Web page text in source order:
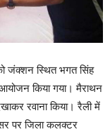
जंक्शन स्थित भगत सिंह
किया गया। मैराथन
रवाना किया। रैली में
पर जिला कलक्टर